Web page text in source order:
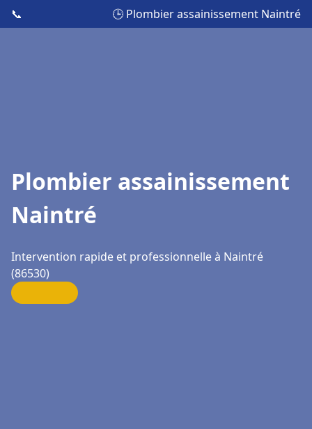
📞 🕒 Plombier assainissement Naintré
Plombier assainissement
Naintré
Intervention rapide et professionnelle à Naintré
(86530)